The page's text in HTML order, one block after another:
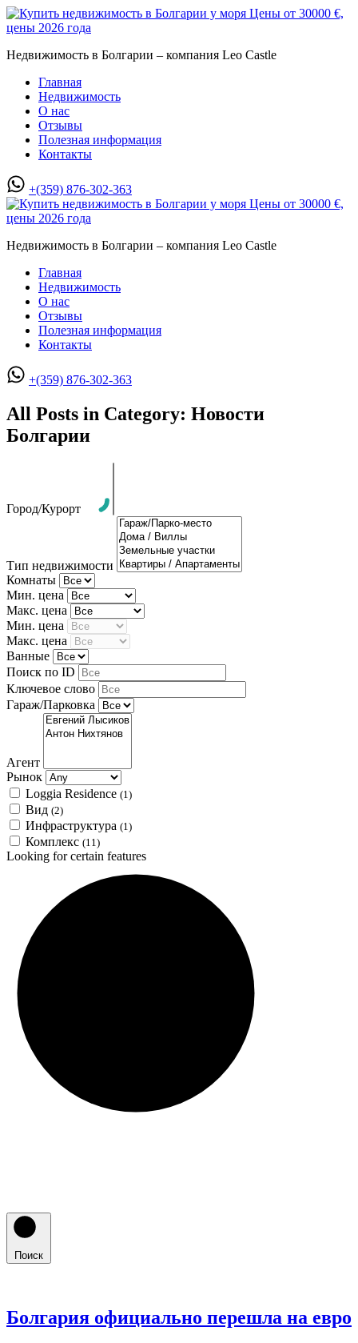
Недвижимость в Болгарии – компания Leo Castle
Главная
Недвижимость
О нас
Отзывы
Полезная информация
Контакты
+(359) 876-302-363
Недвижимость в Болгарии – компания Leo Castle
Главная
Недвижимость
О нас
Отзывы
Полезная информация
Контакты
+(359) 876-302-363
All Posts in Category: Новости
Болгарии
Город/Курорт
Тип недвижимости
Комнаты
Мин. цена
Макс. цена
Мин. цена
Макс. цена
Ванные
Поиск по ID
Ключевое слово
Гараж/Парковка
Агент
Рынок
Loggia Residence (1)
Вид (2)
Инфраструктура (1)
Комплекс (11)
Looking for certain features
Поиск
Болгария официально перешла на евро